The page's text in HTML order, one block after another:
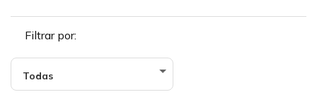
Filtrar por: